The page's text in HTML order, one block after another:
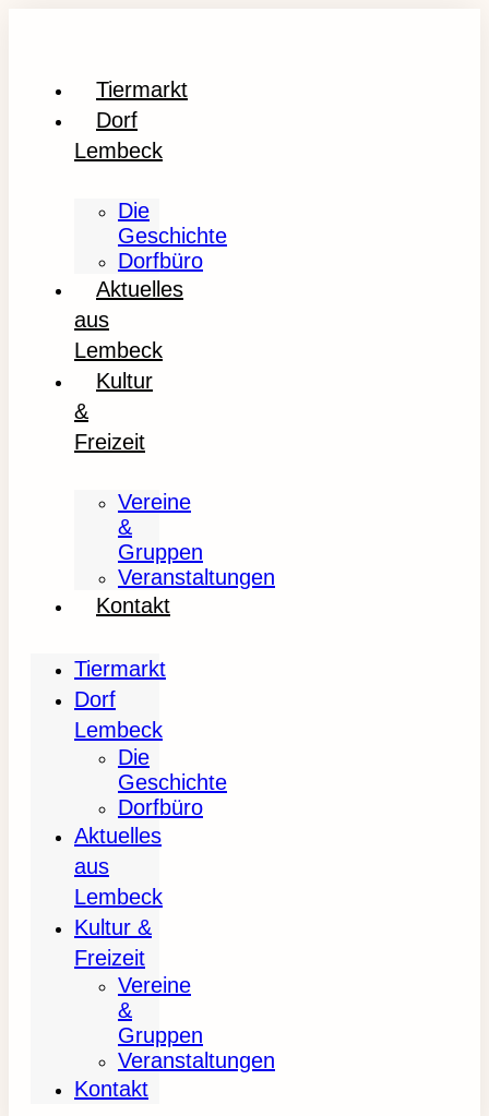
Tiermarkt
Dorf
Lembeck
Die
Geschichte
Dorfbüro
Aktuelles
aus
Lembeck
Kultur
&
Freizeit
Vereine
&
Gruppen
Veranstaltungen
Kontakt
Tiermarkt
Dorf
Lembeck
Die
Geschichte
Dorfbüro
Aktuelles
aus
Lembeck
Kultur &
Freizeit
Vereine
&
Gruppen
Veranstaltungen
Kontakt